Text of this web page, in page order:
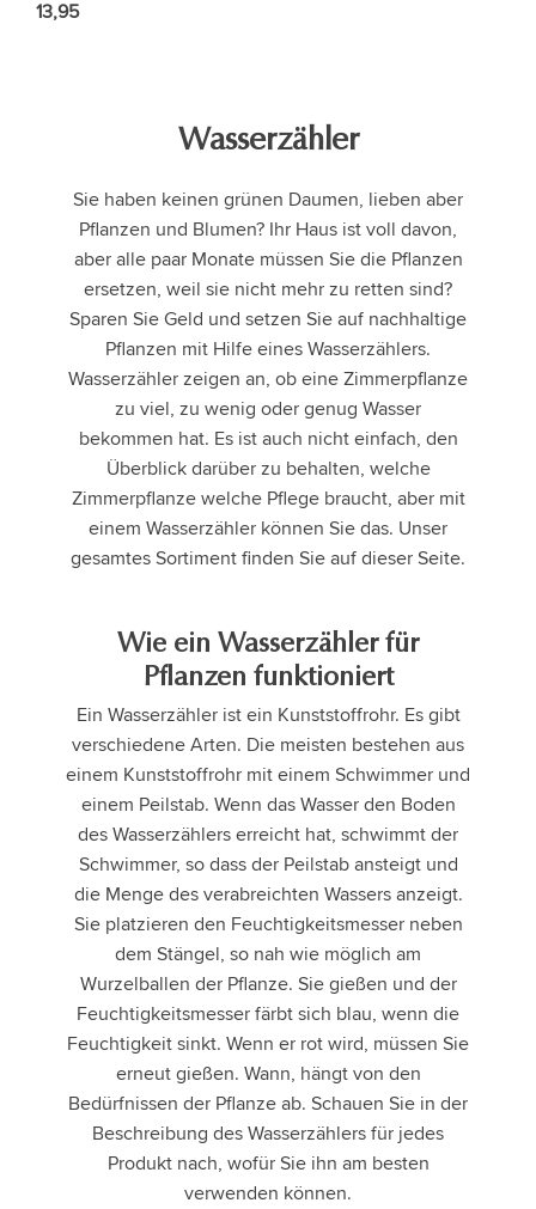
13,95
Wasserzähler
Sie haben keinen grünen Daumen, lieben aber
Pflanzen und Blumen? Ihr Haus ist voll davon,
aber alle paar Monate müssen Sie die Pflanzen
ersetzen, weil sie nicht mehr zu retten sind?
Sparen Sie Geld und setzen Sie auf nachhaltige
Pflanzen mit Hilfe eines Wasserzählers.
Wasserzähler zeigen an, ob eine Zimmerpflanze
zu viel, zu wenig oder genug Wasser
bekommen hat. Es ist auch nicht einfach, den
Überblick darüber zu behalten, welche
Zimmerpflanze welche Pflege braucht, aber mit
einem Wasserzähler können Sie das. Unser
gesamtes Sortiment finden Sie auf dieser Seite.
Wie ein Wasserzähler für
Pflanzen funktioniert
Ein Wasserzähler ist ein Kunststoffrohr. Es gibt
verschiedene Arten. Die meisten bestehen aus
einem Kunststoffrohr mit einem Schwimmer und
einem Peilstab. Wenn das Wasser den Boden
des Wasserzählers erreicht hat, schwimmt der
Schwimmer, so dass der Peilstab ansteigt und
die Menge des verabreichten Wassers anzeigt.
Sie platzieren den Feuchtigkeitsmesser neben
dem Stängel, so nah wie möglich am
Wurzelballen der Pflanze. Sie gießen und der
Feuchtigkeitsmesser färbt sich blau, wenn die
Feuchtigkeit sinkt. Wenn er rot wird, müssen Sie
erneut gießen. Wann, hängt von den
Bedürfnissen der Pflanze ab. Schauen Sie in der
Beschreibung des Wasserzählers für jedes
Produkt nach, wofür Sie ihn am besten
verwenden können.